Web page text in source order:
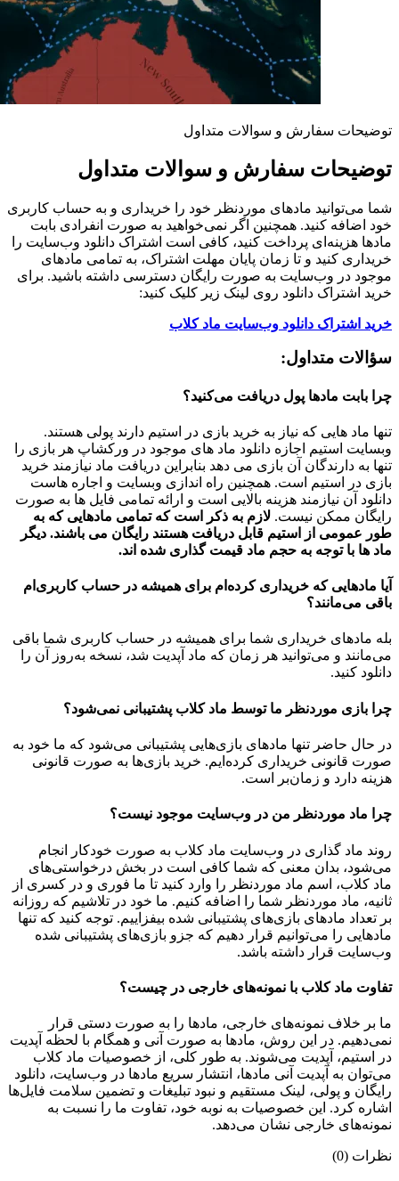
توضیحات سفارش و سوالات متداول
توضیحات سفارش و سوالات متداول
شما می‌توانید مادهای موردنظر خود را خریداری و به حساب کاربری
خود اضافه کنید. همچنین اگر نمی‌خواهید به صورت انفرادی بابت
مادها هزینه‌ای پرداخت کنید، کافی است اشتراک دانلود وب‌سایت را
خریداری کنید و تا زمان پایان مهلت اشتراک، به تمامی مادهای
موجود در وب‌سایت به صورت رایگان دسترسی داشته باشید. برای
خرید اشتراک دانلود روی لینک زیر کلیک کنید:
خرید اشتراک دانلود وب‌سایت ماد کلاب
سؤالات متداول:
چرا بابت مادها پول دریافت می‌کنید؟
تنها ماد هایی که نیاز به خرید بازی در استیم دارند پولی هستند.
وبسایت استیم اجازه دانلود ماد های موجود در ورکشاپ هر بازی را
تنها به دارندگان آن بازی می دهد بنابراین دریافت ماد نیازمند خرید
بازی در استیم است. همچنین راه اندازی وبسایت و اجاره هاست
دانلود آن نیازمند هزینه بالایی است و ارائه تمامی فایل ها به صورت
رایگان ممکن نیست. لازم به ذکر است که تمامی مادهایی که به
طور عمومی از استیم قابل دریافت هستند رایگان می باشند. دیگر
ماد ها با توجه به حجم ماد قیمت گذاری شده اند.
آیا مادهایی که خریداری کرده‌ام برای همیشه در حساب‌ کاربری‌ام
باقی می‌مانند؟
بله مادهای خریداری شما برای همیشه در حساب کاربری شما باقی
می‌مانند و می‌توانید هر زمان که ماد آپدیت شد، نسخه به‌روز آن را
دانلود کنید.
چرا بازی موردنظر ما توسط ماد کلاب پشتیبانی نمی‌شود؟
در حال حاضر تنها مادهای بازی‌هایی پشتیبانی می‌شود که ما خود به
صورت قانونی خریداری کرده‌ایم. خرید بازی‌ها به صورت قانونی
هزینه دارد و زمان‌بر است.
چرا ماد موردنظر من در وب‌سایت موجود نیست؟
روند ماد گذاری در وب‌سایت ماد کلاب به صورت خودکار انجام
می‌شود، بدان معنی که شما کافی است در بخش درخواستی‌های
ماد کلاب، اسم ماد موردنظر را وارد کنید تا ما فوری و در کسری از
ثانیه، ماد موردنظر شما را اضافه کنیم. ما خود در تلاشیم که روزانه
بر تعداد مادهای بازی‌های پشتیبانی شده بیفزاییم. توجه کنید که تنها
مادهایی را می‌توانیم قرار دهیم که جزو بازی‌های پشتیبانی شده
وب‌سایت قرار داشته باشد.
تفاوت ماد کلاب با نمونه‌های خارجی در چیست؟
ما بر خلاف نمونه‌های خارجی، مادها را به صورت دستی قرار
نمی‌دهیم. در این روش، مادها به صورت آنی و همگام با لحظه آپدیت
در استیم، آپدیت می‌شوند. به طور کلی، از خصوصیات ماد کلاب
می‌‌توان به آپدیت آنی مادها، انتشار سریع مادها در وب‌سایت، دانلود
رایگان و پولی، لینک مستقیم و نبود تبلیغات و تضمین سلامت فایل‌ها
اشاره کرد. این خصوصیات به نوبه خود، تفاوت ما را نسبت به
نمونه‌های خارجی نشان می‌دهد.
نظرات (0)